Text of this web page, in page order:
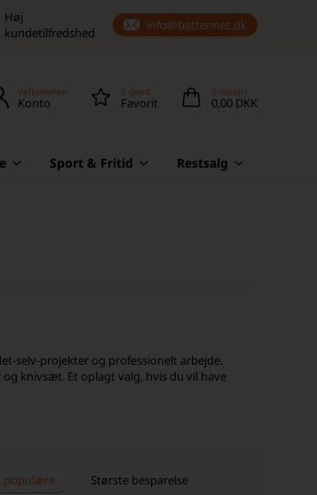
Høj
kundetilfredshed
info@batterinet.dk
Velkommen
Konto
0 gemt
Favorit
0 vare(r)
0,00 DKK
Sport & Fritid Restsalg
selv-projekter og professionelt arbejde.
knivsæt. Et oplagt valg, hvis du vil have
populære Største besparelse